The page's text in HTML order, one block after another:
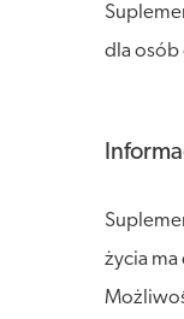
dla osób
życia